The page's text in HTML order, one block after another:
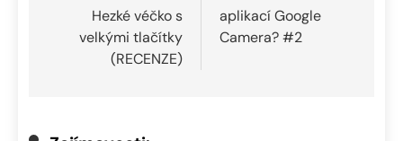
příspěvek
Hezké véčko s
velkými tlačítky
(RECENZE)
aplikací Google
Camera? #2